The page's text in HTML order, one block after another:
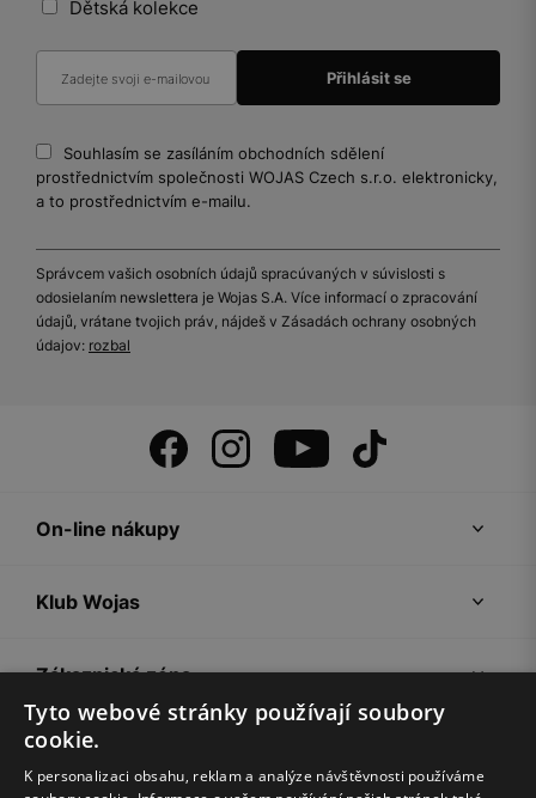
Dětská kolekce
Souhlasím se zasíláním obchodních sdělení
prostřednictvím společnosti WOJAS Czech s.r.o. elektronicky,
a to prostřednictvím e-mailu.
Správcem vašich osobních údajů spracúvaných v súvislosti s
odosielaním newslettera je Wojas S.A. Více informací o zpracování
údajů, vrátane tvojich práv, nájdeš v Zásadách ochrany osobných
údajov: rozbal
On-line nákupy
Klub Wojas
Zákaznická zóna
Společnost Wojas
Tyto webové stránky používají soubory
cookie.
K personalizaci obsahu, reklam a analýze návštěvnosti používáme